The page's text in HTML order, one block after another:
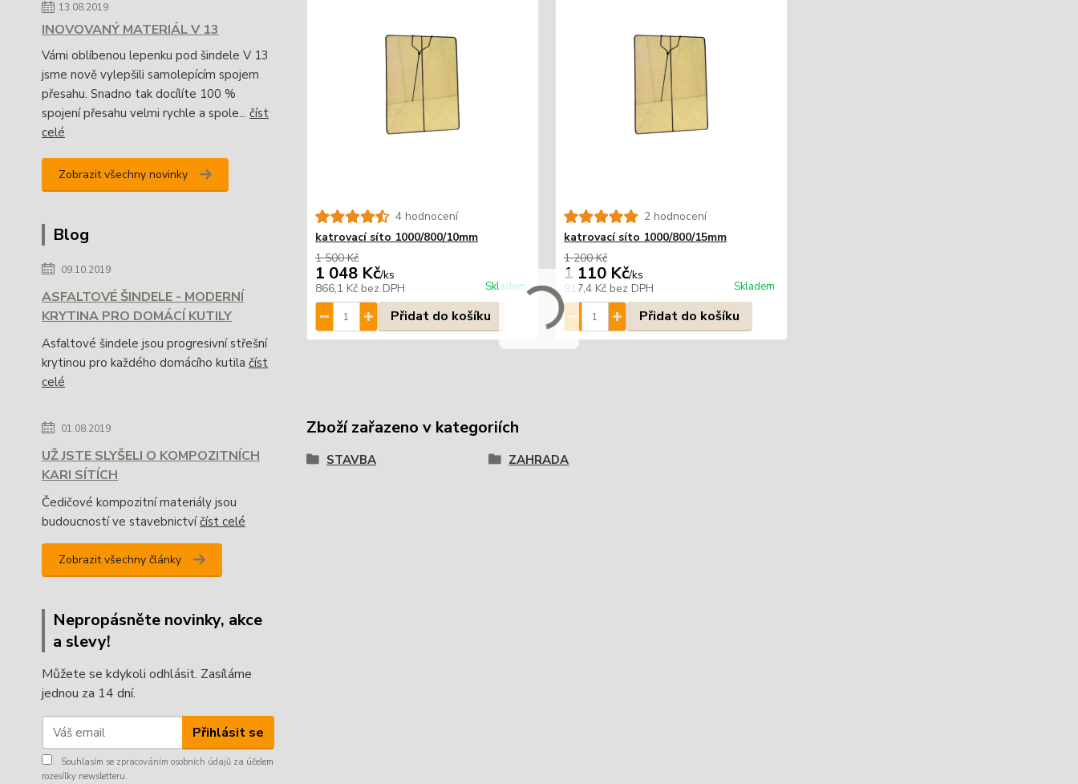
13.08.2019
INOVOVANÝ MATERIÁL V 13
Vámi oblíbenou lepenku pod šindele V 13
jsme nově vylepšili samolepícím spojem
přesahu. Snadno tak docílíte 100 %
spojení přesahu velmi rychle a spole... číst
celé
Zobrazit všechny novinky
Blog
09.10.2019
ASFALTOVÉ ŠINDELE - MODERNÍ
KRYTINA PRO DOMÁCÍ KUTILY
Asfaltové šindele jsou progresivní střešní
krytinou pro každého domácího kutila číst
celé
01.08.2019
UŽ JSTE SLYŠELI O KOMPOZITNÍCH
KARI SÍTÍCH
Čedičové kompozitní materiály jsou
budoucností ve stavebnictvíčíst celé
Zobrazit všechny články
Nepropásněte novinky, akce
a slevy!
Můžete se kdykoli odhlásit. Zasíláme
jednou za 14 dní.
Přihlásit se
Souhlasím se zpracováním osobních údajů za účelem
rozesílky newsletteru.
4 hodnocení
katrovací síto 1000/800/10mm
1 500 Kč
1 048 Kč/ks
866,1 Kč bez DPH Skladem
Přidat do košíku
2 hodnocení
katrovací síto 1000/800/15mm
1 200 Kč
1 110 Kč/ks
917,4 Kč bez DPH Skladem
Přidat do košíku
Zboží zařazeno v kategoriích
STAVBA ZAHRADA